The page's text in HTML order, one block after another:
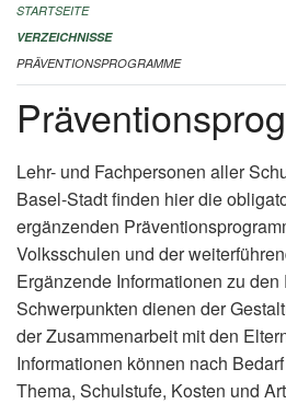
IMPRESSUM
STARTSEITE
VERZEICHNISSE
PRÄVENTIONSPROGRAMME
Lehr- und Fachpersonen aller
Basel-Stadt finden hier die
ergänzenden
Volksschulen und der
Ergänzende Informationen zu
Schwerpunkten dienen der
der Zusammenarbeit mit den
Informationen können nach
Thema, Schulstufe, Kosten und